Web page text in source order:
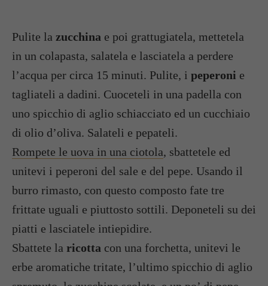
Pulite la zucchina e poi grattugiatela, mettetela
in un colapasta, salatela e lasciatela a perdere
l’acqua per circa 15 minuti. Pulite, i peperoni e
tagliateli a dadini. Cuoceteli in una padella con
uno spicchio di aglio schiacciato ed un cucchiaio
di olio d’oliva. Salateli e pepateli.
Rompete le uova in una ciotola, sbattetele ed
unitevi i peperoni del sale e del pepe. Usando il
burro rimasto, con questo composto fate tre
frittate uguali e piuttosto sottili. Deponeteli su dei
piatti e lasciatele intiepidire.
Sbattete la ricotta con una forchetta, unitevi le
erbe aromatiche tritate, l’ultimo spicchio di aglio